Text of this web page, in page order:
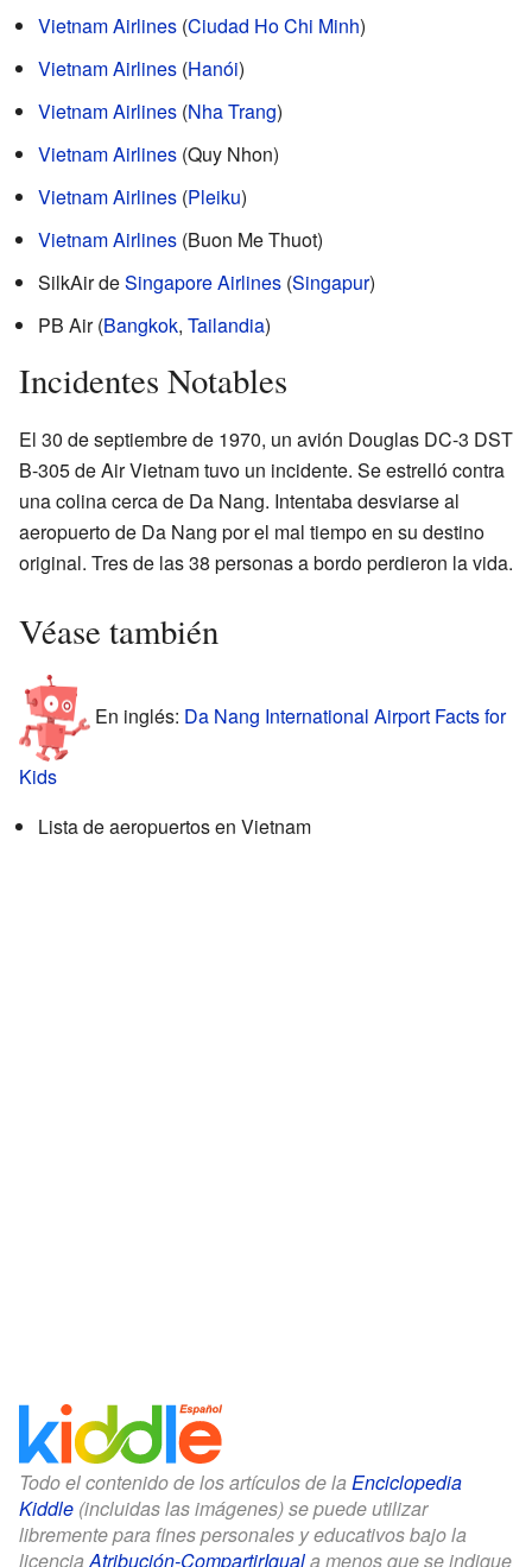
Vietnam Airlines (Ciudad Ho Chi Minh)
Vietnam Airlines (Hanói)
Vietnam Airlines (Nha Trang)
Vietnam Airlines (Quy Nhon)
Vietnam Airlines (Pleiku)
Vietnam Airlines (Buon Me Thuot)
SilkAir deSingapore Airlines (Singapur)
PB Air (Bangkok, Tailandia)
Incidentes Notables
El 30 de septiembre de 1970, un avión Douglas DC-3 DST
B-305 de Air Vietnam tuvo un incidente. Se estrelló contra
una colina cerca de Da Nang. Intentaba desviarse al
aeropuerto de Da Nang por el mal tiempo en su destino
original. Tres de las 38 personas a bordo perdieron la vida.
Véase también
En inglés: Da Nang International Airport Facts for
Kids
Lista de aeropuertos en Vietnam
Todo el contenido de los artículos de la Enciclopedia
Kiddle (incluidas las imágenes) se puede utilizar
libremente para fines personales y educativos bajo la
licencia Atribución-CompartirIguala menos que se indique